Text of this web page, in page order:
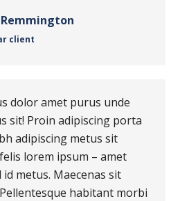
client
dolor amet purus unde
sit! Proin adipiscing porta
adipiscing metus sit
lorem ipsum – amet
metus. Maecenas sit
habitant morbi